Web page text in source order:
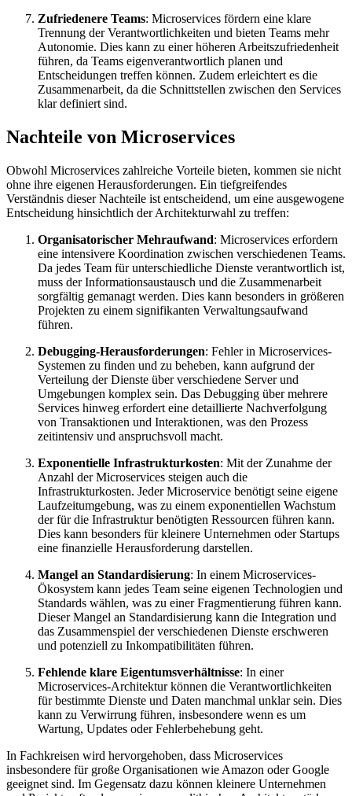
Zufriedenere Teams: Microservices fördern eine klare
Trennung der Verantwortlichkeiten und bieten Teams mehr
Autonomie. Dies kann zu einer höheren Arbeitszufriedenheit
führen, da Teams eigenverantwortlich planen und
Entscheidungen treffen können. Zudem erleichtert es die
Zusammenarbeit, da die Schnittstellen zwischen den Services
klar definiert sind.
Nachteile von Microservices
Obwohl Microservices zahlreiche Vorteile bieten, kommen sie nicht
ohne ihre eigenen Herausforderungen. Ein tiefgreifendes
Verständnis dieser Nachteile ist entscheidend, um eine ausgewogene
Entscheidung hinsichtlich der Architekturwahl zu treffen:
Organisatorischer Mehraufwand: Microservices erfordern
eine intensivere Koordination zwischen verschiedenen Teams.
Da jedes Team für unterschiedliche Dienste verantwortlich ist,
muss der Informationsaustausch und die Zusammenarbeit
sorgfältig gemanagt werden. Dies kann besonders in größeren
Projekten zu einem signifikanten Verwaltungsaufwand
führen.
Debugging-Herausforderungen: Fehler in Microservices-
Systemen zu finden und zu beheben, kann aufgrund der
Verteilung der Dienste über verschiedene Server und
Umgebungen komplex sein. Das Debugging über mehrere
Services hinweg erfordert eine detaillierte Nachverfolgung
von Transaktionen und Interaktionen, was den Prozess
zeitintensiv und anspruchsvoll macht.
Exponentielle Infrastrukturkosten: Mit der Zunahme der
Anzahl der Microservices steigen auch die
Infrastrukturkosten. Jeder Microservice benötigt seine eigene
Laufzeitumgebung, was zu einem exponentiellen Wachstum
der für die Infrastruktur benötigten Ressourcen führen kann.
Dies kann besonders für kleinere Unternehmen oder Startups
eine finanzielle Herausforderung darstellen.
Mangel an Standardisierung: In einem Microservices-
Ökosystem kann jedes Team seine eigenen Technologien und
Standards wählen, was zu einer Fragmentierung führen kann.
Dieser Mangel an Standardisierung kann die Integration und
das Zusammenspiel der verschiedenen Dienste erschweren
und potenziell zu Inkompatibilitäten führen.
Fehlende klare Eigentumsverhältnisse: In einer
Microservices-Architektur können die Verantwortlichkeiten
für bestimmte Dienste und Daten manchmal unklar sein. Dies
kann zu Verwirrung führen, insbesondere wenn es um
Wartung, Updates oder Fehlerbehebung geht.
In Fachkreisen wird hervorgehoben, dass Microservices
insbesondere für große Organisationen wie Amazon oder Google
geeignet sind. Im Gegensatz dazu können kleinere Unternehmen